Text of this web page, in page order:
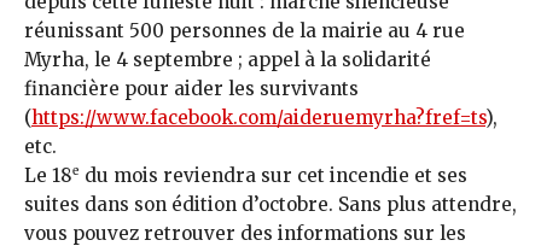
réunissant 500 personnes de la mairie au 4 rue
Myrha, le 4 septembre ; appel à la solidarité
financière pour aider les survivants
(https://www.facebook.com/aideruemyrha?fref=ts),
etc.
Le 18e du mois reviendra sur cet incendie et ses
suites dans son édition d’octobre. Sans plus attendre,
vous pouvez retrouver des informations sur les